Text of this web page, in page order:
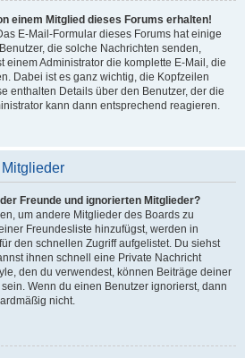
einem Mitglied dieses Forums erhalten!
E-Mail-Formular dieses Forums hat einige
die solche Nachrichten senden,
einem Administrator die komplette E-Mail, die
Dabei ist es ganz wichtig, die Kopfzeilen
enthalten Details über den Benutzer, der die
kann dann entsprechend reagieren.
Freunde und ignorierten Mitglieder?
um andere Mitglieder des Boards zu
Freundesliste hinzufügst, werden in
den schnellen Zugriff aufgelistet. Du siehst
ihnen schnell eine Private Nachricht
den du verwendest, können Beiträge deiner
Wenn du einen Benutzer ignorierst, dann
nicht.